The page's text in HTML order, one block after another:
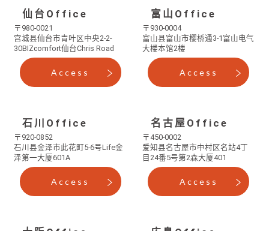
仙台Office
〒980-0021
宫城县仙台市青叶区中央2-2-
30BIZcomfort仙台Chris Road
Access
富山Office
〒930-0004
富山县富山市樱桥通3-1 富山电气
大楼本馆2楼
Access
石川Office
〒920-0852
石川县金泽市此花町5-6号Life金
泽第一大厦601A
Access
名古屋Office
〒450-0002
爱知县名古屋市中村区名站4丁
目24番5号第2森大厦401
Access